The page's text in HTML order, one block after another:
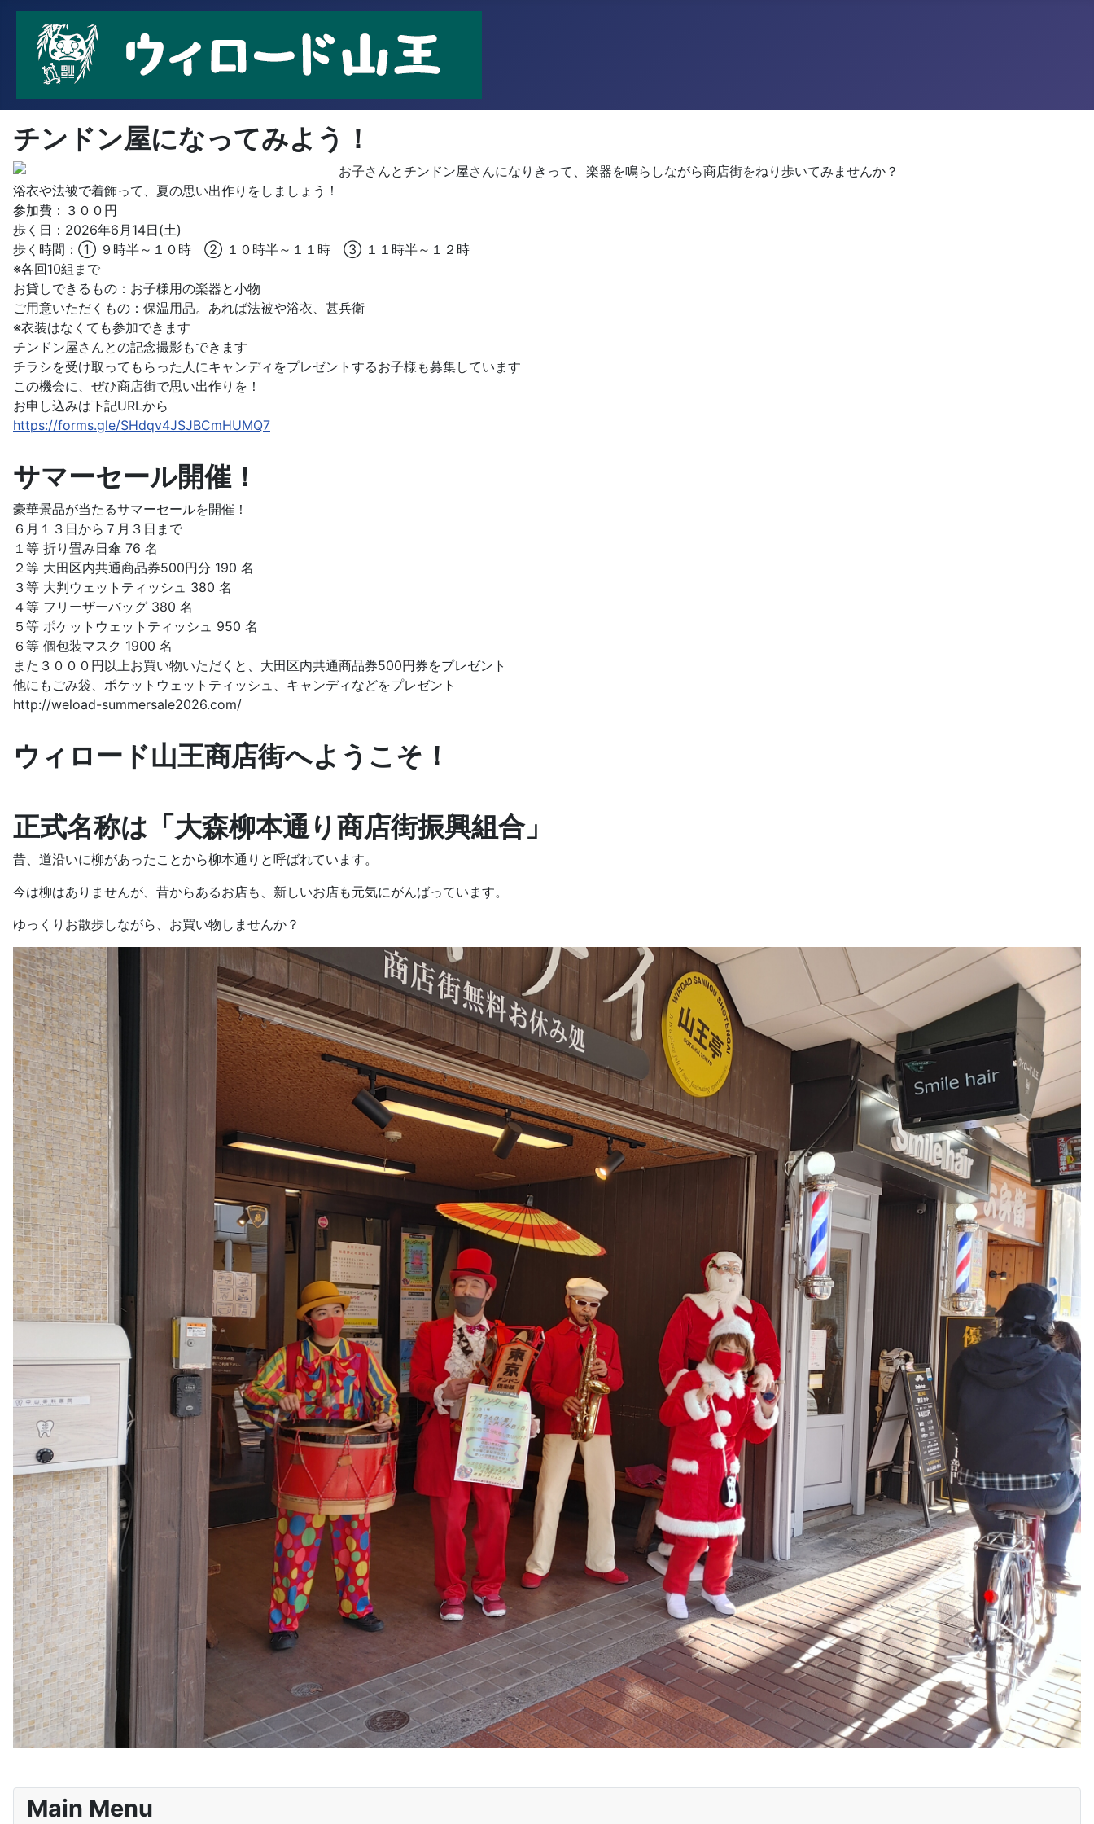
チンドン屋になってみよう！
お子さんとチンドン屋さんになりきって、楽器を鳴らしながら商店街をねり歩いてみませんか？
浴衣や法被で着飾って、夏の思い出作りをしましょう！
参加費：３００円
歩く日：2026年6月14日(土)
歩く時間：① ９時半～１０時 ② １０時半～１１時 ③ １１時半～１２時
※各回10組まで
お貸しできるもの：お子様用の楽器と小物
ご用意いただくもの：保温用品。あれば法被や浴衣、甚兵衛
※衣装はなくても参加できます
チンドン屋さんとの記念撮影もできます
チラシを受け取ってもらった人にキャンディをプレゼントするお子様も募集しています
この機会に、ぜひ商店街で思い出作りを！
お申し込みは下記URLから
https://forms.gle/SHdqv4JSJBCmHUMQ7
サマーセール開催！
豪華景品が当たるサマーセールを開催！
６月１３日から７月３日まで
１等 折り畳み日傘 76 名
２等 大田区内共通商品券500円分 190 名
３等 大判ウェットティッシュ 380 名
４等 フリーザーバッグ 380 名
５等 ポケットウェットティッシュ 950 名
６等 個包装マスク 1900 名
また３０００円以上お買い物いただくと、大田区内共通商品券500円券をプレゼント
他にもごみ袋、ポケットウェットティッシュ、キャンディなどをプレゼント
http://weload-summersale2026.com/
ウィロード山王商店街へようこそ！
正式名称は「大森柳本通り商店街振興組合」
昔、道沿いに柳があったことから柳本通りと呼ばれています。
今は柳はありませんが、昔からあるお店も、新しいお店も元気にがんばっています。
ゆっくりお散歩しながら、お買い物しませんか？
Main Menu